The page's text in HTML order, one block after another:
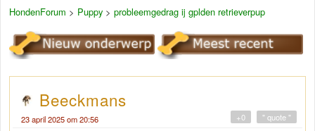
HondenForum > Puppy > probleemgedrag ij gplden retrieverpup
Beeckmans
23 april 2025 om 20:56 " quote "
+0